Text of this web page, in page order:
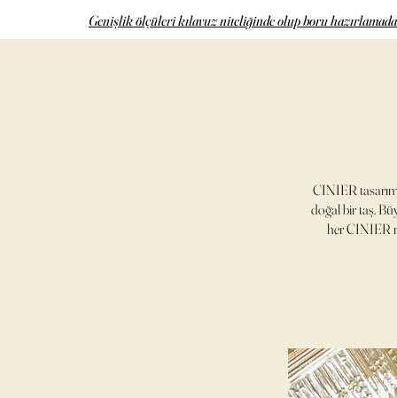
Genişlik ölçüleri kılavuz niteliğinde olup boru
CINIER
doğal bir taş.
her CINIER